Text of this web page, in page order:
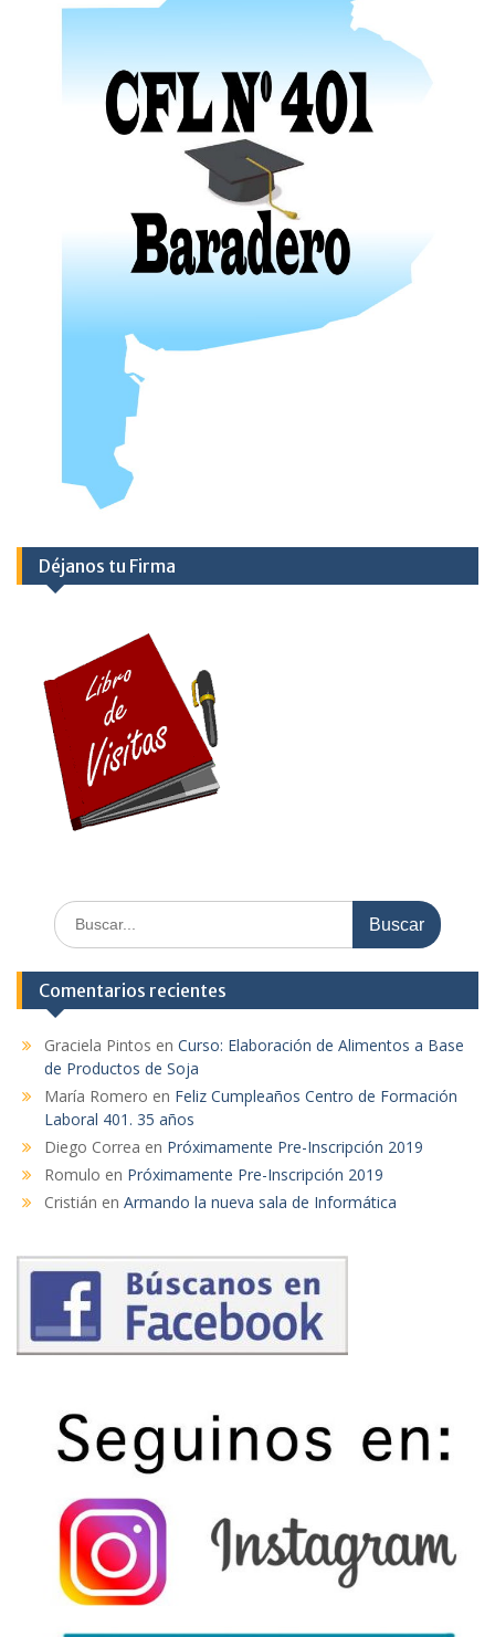
Déjanos tu Firma
Comentarios recientes
Graciela Pintos en Curso: Elaboración de Alimentos a Base
de Productos de Soja
María Romero en Feliz Cumpleaños Centro de Formación
Laboral 401. 35 años
Diego Correa en Próximamente Pre-Inscripción 2019
Romulo en Próximamente Pre-Inscripción 2019
Cristián en Armando la nueva sala de Informática